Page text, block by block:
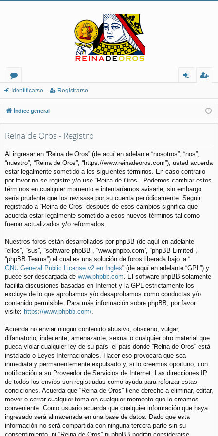
or
os
nt
ifi
rs
e
ist
ra
Identificarse Registrarse
Índice general
Reina de Oros - Registro
Al ingresar en “Reina de Oros” (de aquí en adelante “nosotros”, “nos”,
“nuestro”, “Reina de Oros”, “https://www.reinadeoros.com”), usted acuerda
estar legalmente sometido a los siguientes términos. En caso contrario
por favor no se registre y/o use “Reina de Oros”. Podemos cambiar estos
términos en cualquier momento e intentaríamos avisarle, sin embargo
sería prudente que los revisase por su cuenta periódicamente. Seguir
registrado a “Reina de Oros” después de esos cambios significa que
acuerda estar legalmente sometido a esos nuevos términos tal como
fueron actualizados y/o reformados.
Nuestros foros están desarrollados por phpBB (de aquí en adelante
“ellos”, “sus”, “software phpBB”, “www.phpbb.com”, “phpBB Limited”,
“phpBB Teams”) el cual es una solución de foros liberada bajo la “
GNU General Public License v2 en Ingles” (de aquí en adelante “GPL”) y
puede ser descargada de www.phpbb.com . El software phpBB solamente
facilita discusiones basadas en Internet y la GPL estrictamente los
excluye de lo que aprobamos y/o desaprobamos como conductas y/o
contenido permisible. Para más información sobre phpBB, por favor
visite: https://www.phpbb.com/
Acuerda no enviar ningun contenido abusivo, obsceno, vulgar,
difamatorio, indecente, amenazante, sexual o cualquier otro material que
pueda violar cualquier ley de su país, el país donde “Reina de Oros” está
instalado o Leyes Internacionales. Hacer eso provocará que sea
inmediata y permanentemente expulsado y, si lo creemos oportuno, con
notificación a su Proveedor de Servicios de Internet. Las direcciones IP
de todos los envíos son registradas como ayuda para reforzar estas
condiciones. Acuerda que “Reina de Oros” tiene derecho a eliminar, editar,
mover o cerrar cualquier tema en cualquier momento que lo creamos
conveniente. Como usuario acuerda que cualquier información que haya
ingresado será almacenada en una base de datos. Dado que esta
información no será compartida con ninguna tercera parte sin su
consentimiento, ni “Reina de Oros” ni phpBB podrán considerarse